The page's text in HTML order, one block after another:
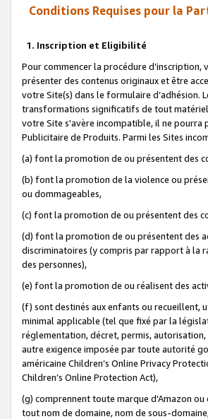
Conditions Requises pour la
1. Inscription et Eligibilité
Pour commencer la procédure
présenter des contenus originaux et être
votre Site(s) dans le formulaire d’adhésion.
transformations significatifs de tout
votre Site s'avère incompatible, il ne pourra
Publicitaire de Produits. Parmi les Sites
(a) font la promotion de ou présentent des
(b) font la promotion de la violence ou
ou dommageables,
(c) font la promotion de ou présentent des
(d) font la promotion de ou présentent des
discriminatoires (y compris par rapport à la
des personnes),
(e) font la promotion de ou réalisent des
(f) sont destinés aux enfants ou recueillent,
minimal applicable (tel que fixé par la
réglementation, décret, permis,
autre exigence imposée par toute autorité
américaine Children’s Online Privacy
Children’s Online Protection Act),
(g) comprennent toute marque d'Amazon
tout nom de domaine, nom de sous-